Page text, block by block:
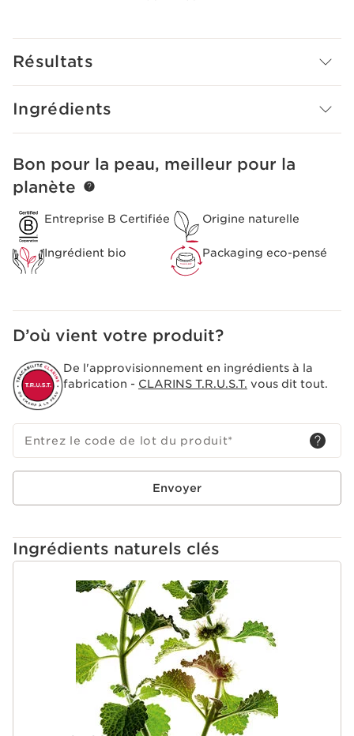
des dommages de la lumière bleue.
Le plus Clarins
S'applique à tout moment de la journée pour un "effet
glaçon" anti-fatigue.
Résultats
Ingrédients
ALLER AU CONTENU
Bon pour la peau, meilleur pour la
planète
Entreprise B Certifiée Origine naturelle
Ingrédient bio Packaging eco-pensé
D’où vient votre produit?
De l'approvisionnement en ingrédients à la
fabrication - CLARINS T.R.U.S.T. vous dit tout.
Entrez le code de lot du produit*
Envoyer
Ingrédients naturels clés
ALLER AU CONTENU